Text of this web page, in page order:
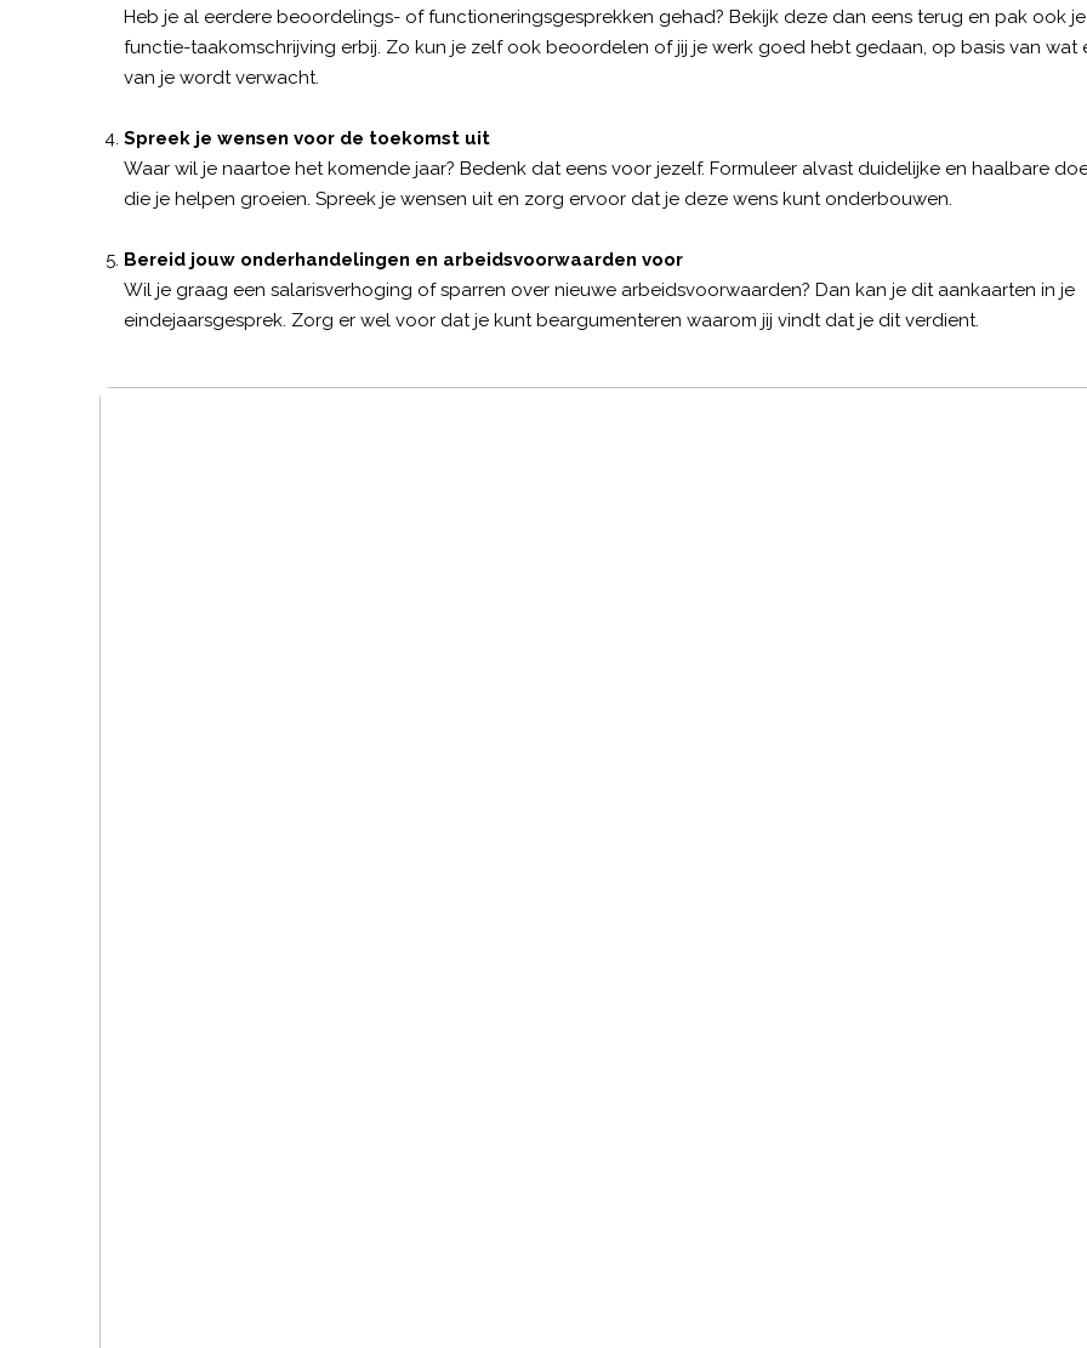
Heb je al eerdere beoordelings- of functioneringsgesprekken gehad? Bekijk deze dan eens terug en pak ook je
functie-taakomschrijving erbij. Zo kun je zelf ook beoordelen of jij je werk goed hebt gedaan, op basis van wat
van je wordt verwacht.
Spreek je wensen voor de toekomst uit
Waar wil je naartoe het komende jaar? Bedenk dat eens voor jezelf. Formuleer alvast duidelijke en haalbare
die je helpen groeien. Spreek je wensen uit en zorg ervoor dat je deze wens kunt onderbouwen.
Bereid jouw onderhandelingen en arbeidsvoorwaarden voor
Wil je graag een salarisverhoging of sparren over nieuwe arbeidsvoorwaarden? Dan kan je dit aankaarten in je
eindejaarsgesprek. Zorg er wel voor dat je kunt beargumenteren waarom jij vindt dat je dit verdient.